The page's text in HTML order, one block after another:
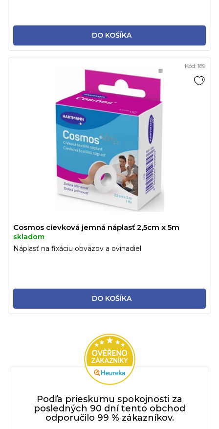
DO KOŠÍKA
Cosmos cievková jemná náplasť 2,5cm x 5m
skladom
DO KOŠÍKA
Náplasť na fixáciu obväzov a ovínadiel
Kód: 189
Podľa prieskumu spokojnosti za
posledných 90 dní tento obchod
odporučilo 99 % zákazníkov.